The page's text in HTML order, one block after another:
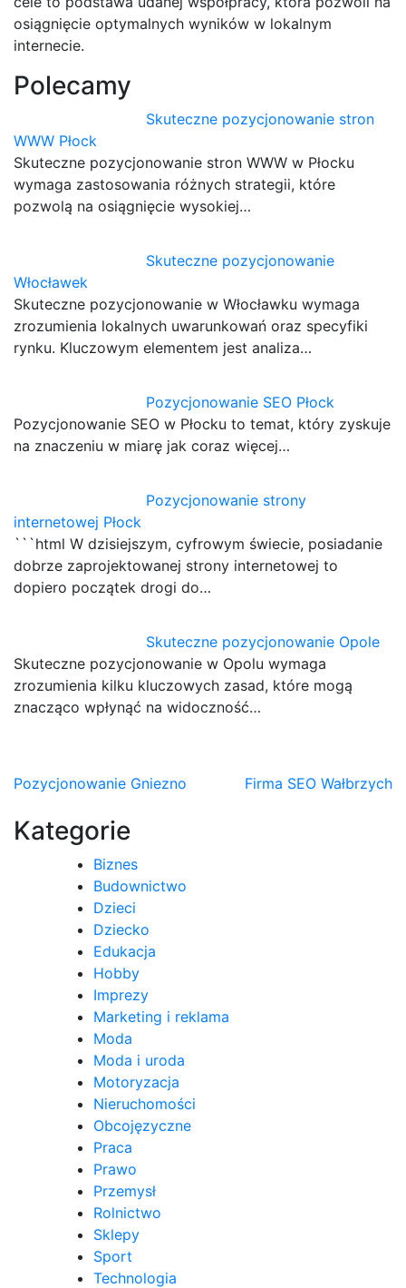
osiągnięcie optymalnych wyników w lokalnym
internecie.
Polecamy
Skuteczne pozycjonowanie stron
WWW Płock
Skuteczne pozycjonowanie stron WWW w Płocku
wymaga zastosowania różnych strategii, które
pozwolą na osiągnięcie wysokiej…
Skuteczne pozycjonowanie
Włocławek
Skuteczne pozycjonowanie w Włocławku wymaga
zrozumienia lokalnych uwarunkowań oraz specyfiki
rynku. Kluczowym elementem jest analiza…
Pozycjonowanie SEO Płock
Pozycjonowanie SEO w Płocku to temat, który zyskuje
na znaczeniu w miarę jak coraz więcej…
Pozycjonowanie strony
internetowej Płock
```html W dzisiejszym, cyfrowym świecie, posiadanie
dobrze zaprojektowanej strony internetowej to
dopiero początek drogi do…
Skuteczne pozycjonowanie Opole
Skuteczne pozycjonowanie w Opolu wymaga
zrozumienia kilku kluczowych zasad, które mogą
znacząco wpłynąć na widoczność…
Nawigacja
wpisu
Pozycjonowanie Gniezno Firma SEO Wałbrzych
Kategorie
Biznes
Budownictwo
Dzieci
Dziecko
Edukacja
Hobby
Imprezy
Marketing i reklama
Moda
Moda i uroda
Motoryzacja
Nieruchomości
Obcojęzyczne
Praca
Prawo
Przemysł
Rolnictwo
Sklepy
Sport
Technologia